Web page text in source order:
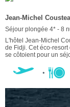
Jean-Michel
Séjour plongée 4* - 8
L'hôtel Jean-Michel
de Fidji. Cet éco-
se côtoient pour un